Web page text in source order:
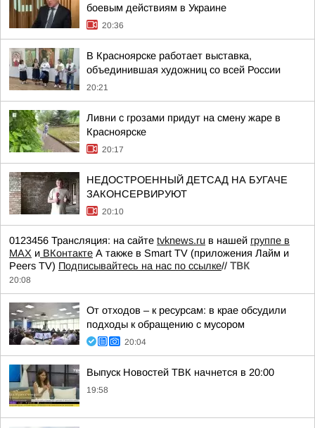
боевым действиям в Украине
20:36
В Красноярске работает выставка,
объединившая художниц со всей России
20:21
Ливни с грозами придут на смену жаре в
Красноярске
20:17
НЕДОСТРОЕННЫЙ ДЕТСАД НА БУГАЧЕ
ЗАКОНСЕРВИРУЮТ
20:10
0123456 Трансляция: на сайте tvknews.ru в нашей группе в
МАХ и ВКонтакте А также в Smart TV (приложения Лайм и
Peers TV) Подписывайтесь на нас по ссылке// ТВК
20:08
От отходов – к ресурсам: в крае обсудили
подходы к обращению с мусором
20:04
Выпуск Новостей ТВК начнется в 20:00
19:58